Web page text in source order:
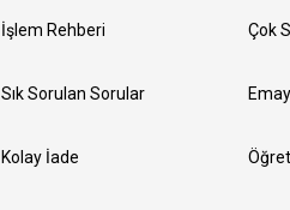
İşlem Rehberi
Sık Sorulan Sorular
Kolay İade
Çok